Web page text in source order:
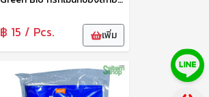
฿ 15 / Pcs. เพิ่ม